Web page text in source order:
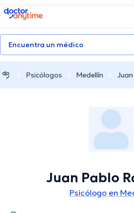
doctoranytime
Encuentra un médico
Psicólogos Medellín
Juan Pablo
Psicólogo en